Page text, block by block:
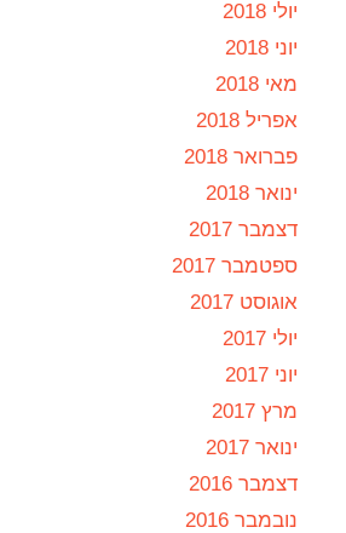
יולי 2018
יוני 2018
מאי 2018
אפריל 2018
פברואר 2018
ינואר 2018
דצמבר 2017
ספטמבר 2017
אוגוסט 2017
יולי 2017
יוני 2017
מרץ 2017
ינואר 2017
דצמבר 2016
נובמבר 2016